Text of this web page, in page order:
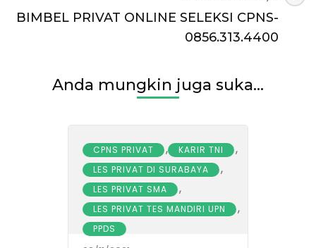
BIMBEL PRIVAT ONLINE SELEKSI CPNS-
0856.313.4400
Anda mungkin juga suka...
CPNS PRIVAT , KARIR TNI ,
LES PRIVAT DI SURABAYA ,
LES PRIVAT SMA ,
LES PRIVAT TES MANDIRI UPN ,
PPDS